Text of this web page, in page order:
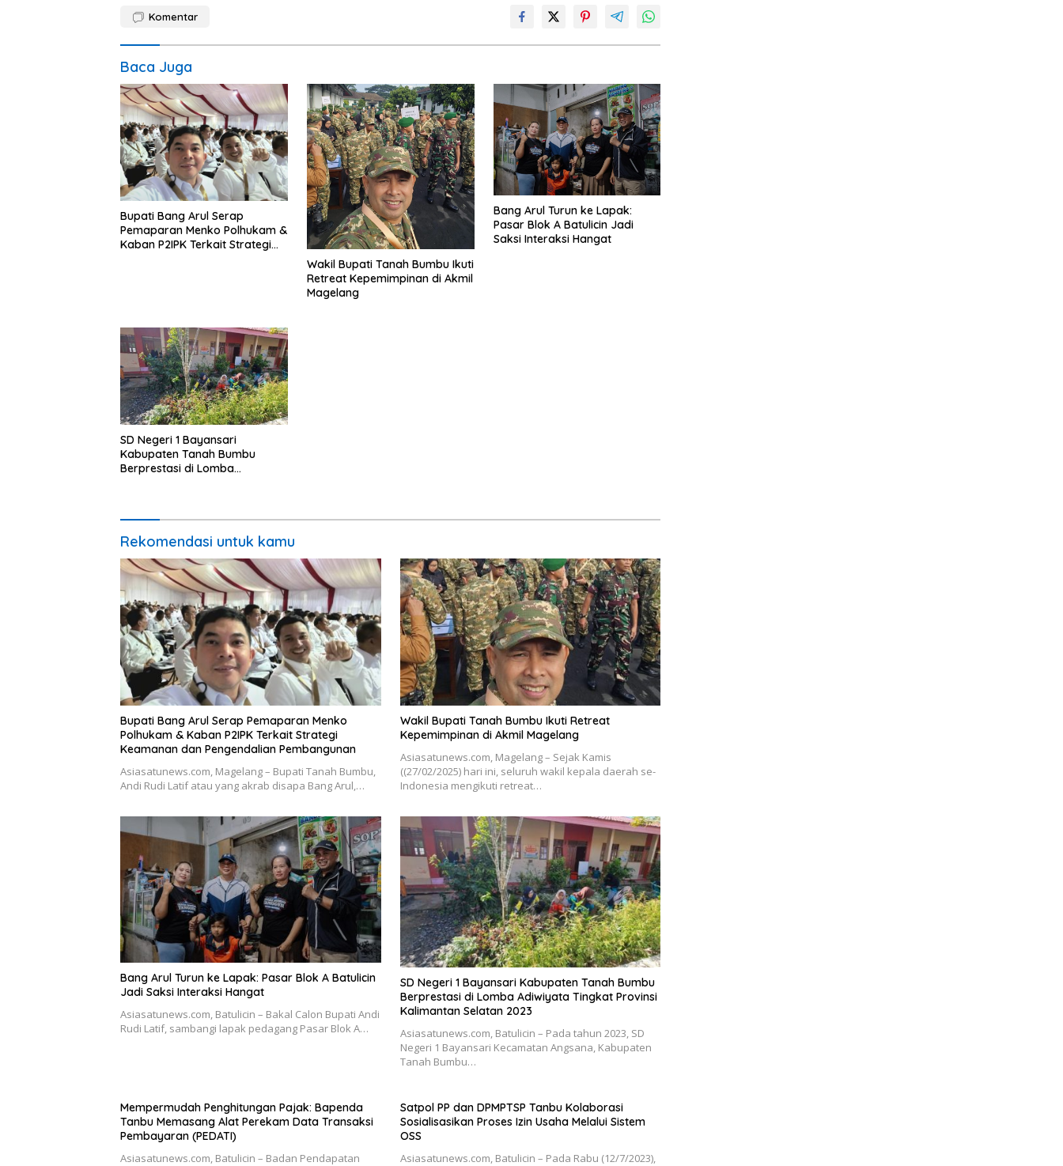
Komentar
Baca Juga
Bupati Bang Arul Serap
Pemaparan Menko Polhukam &
Kaban P2IPK Terkait Strategi
Wakil Bupati Tanah Bumbu Ikuti
Retreat Kepemimpinan di Akmil
Magelang
Bang Arul Turun ke Lapak:
Pasar Blok A Batulicin Jadi
Saksi Interaksi Hangat
SD Negeri 1 Bayansari
Kabupaten Tanah Bumbu
Berprestasi di Lomba
Rekomendasi untuk kamu
Bupati Bang Arul Serap Pemaparan Menko
Polhukam & Kaban P2IPK Terkait Strategi
Keamanan dan Pengendalian Pembangunan
Asiasatunews.com, Magelang – Bupati Tanah Bumbu,
Andi Rudi Latif atau yang akrab disapa Bang Arul,…
Wakil Bupati Tanah Bumbu Ikuti Retreat
Kepemimpinan di Akmil Magelang
Asiasatunews.com, Magelang – Sejak Kamis
((27/02/2025) hari ini, seluruh wakil kepala daerah se-
Indonesia mengikuti retreat…
Bang Arul Turun ke Lapak: Pasar Blok A Batulicin
Jadi Saksi Interaksi Hangat
Asiasatunews.com, Batulicin – Bakal Calon Bupati Andi
Rudi Latif, sambangi lapak pedagang Pasar Blok A…
SD Negeri 1 Bayansari Kabupaten Tanah Bumbu
Berprestasi di Lomba Adiwiyata Tingkat Provinsi
Kalimantan Selatan 2023
Asiasatunews.com, Batulicin – Pada tahun 2023, SD
Negeri 1 Bayansari Kecamatan Angsana, Kabupaten
Tanah Bumbu…
Mempermudah Penghitungan Pajak: Bapenda
Tanbu Memasang Alat Perekam Data Transaksi
Pembayaran (PEDATI)
Asiasatunews.com, Batulicin – Badan Pendapatan
Satpol PP dan DPMPTSP Tanbu Kolaborasi
Sosialisasikan Proses Izin Usaha Melalui Sistem
OSS
Asiasatunews.com, Batulicin – Pada Rabu (12/7/2023),